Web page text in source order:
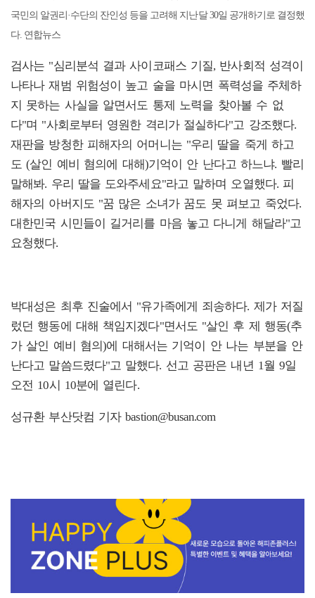
국민의 알권리·수단의 잔인성 등을 고려해 지난달 30일 공개하기로 결정했
다. 연합뉴스
검사는 "심리분석 결과 사이코패스 기질, 반사회적 성격이
나타나 재범 위험성이 높고 술을 마시면 폭력성을 주체하
지 못하는 사실을 알면서도 통제 노력을 찾아볼 수 없
다"며 "사회로부터 영원한 격리가 절실하다"고 강조했다.
재판을 방청한 피해자의 어머니는 "우리 딸을 죽게 하고
도 (살인 예비 혐의에 대해)기억이 안 난다고 하느냐. 빨리
말해봐. 우리 딸을 도와주세요"라고 말하며 오열했다. 피
해자의 아버지도 "꿈 많은 소녀가 꿈도 못 펴보고 죽었다.
대한민국 시민들이 길거리를 마음 놓고 다니게 해달라"고
요청했다.
박대성은 최후 진술에서 "유가족에게 죄송하다. 제가 저질
렀던 행동에 대해 책임지겠다"면서도 "살인 후 제 행동(추
가 살인 예비 혐의)에 대해서는 기억이 안 나는 부분을 안
난다고 말씀드렸다"고 말했다. 선고 공판은 내년 1월 9일
오전 10시 10분에 열린다.
성규환 부산닷컴 기자 bastion@busan.com